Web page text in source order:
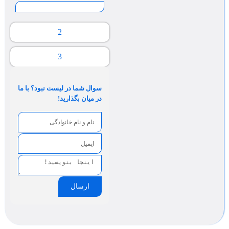
2
3
سوال شما در لیست نبود؟ با ما
در میان بگذارید!
ارسال